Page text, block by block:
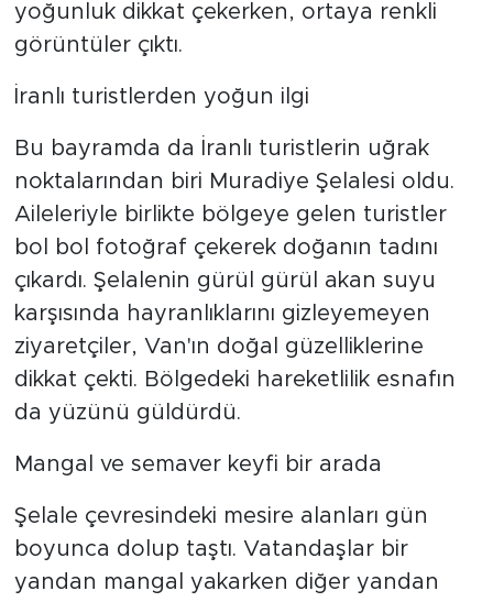
yoğunluk dikkat çekerken, ortaya renkli
görüntüler çıktı.
İranlı turistlerden yoğun ilgi
Bu bayramda da İranlı turistlerin uğrak
noktalarından biri Muradiye Şelalesi oldu.
Aileleriyle birlikte bölgeye gelen turistler
bol bol fotoğraf çekerek doğanın tadını
çıkardı. Şelalenin gürül gürül akan suyu
karşısında hayranlıklarını gizleyemeyen
ziyaretçiler, Van'ın doğal güzelliklerine
dikkat çekti. Bölgedeki hareketlilik esnafın
da yüzünü güldürdü.
Mangal ve semaver keyfi bir arada
Şelale çevresindeki mesire alanları gün
boyunca dolup taştı. Vatandaşlar bir
yandan mangal yakarken diğer yandan